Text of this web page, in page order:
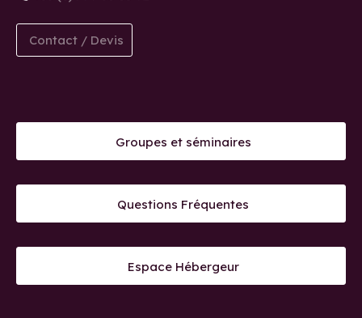
Contact / Devis
Groupes et séminaires
Questions Fréquentes
Espace Hébergeur